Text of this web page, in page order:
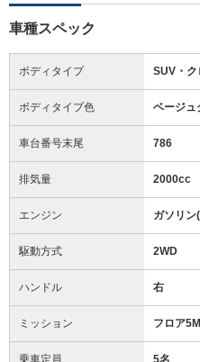
車種スペック
ボディタイプ SUV・ク
ボディタイプ色 ベージュ
車台番号末尾 786
排気量 2000cc
エンジン ガソリン
駆動方式 2WD
ハンドル 右
ミッション フロア
乗車定員 5名